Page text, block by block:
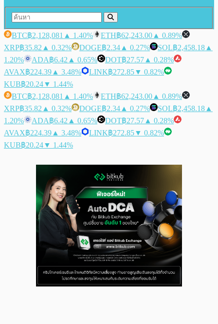
BTC฿2,128,081 ▲ 1.40% ETH฿62,243.00 ▲ 0.89%
XRP฿35.82 ▲ 0.32% DOGE฿2.34 ▲ 0.27% SOL฿2,458.18 ▲
1.20%
ADA฿6.42 ▲ 0.65% DOT฿27.57 ▲ 0.28%
AVAX฿224.39 ▲ 3.48% LINK฿272.85▼ 0.82%
KUB฿20.24▼ 1.44%
BTC฿2,128,081 ▲ 1.40% ETH฿62,243.00 ▲ 0.89%
XRP฿35.82 ▲ 0.32% DOGE฿2.34 ▲ 0.27% SOL฿2,458.18 ▲
1.20%
ADA฿6.42 ▲ 0.65% DOT฿27.57 ▲ 0.28%
AVAX฿224.39 ▲ 3.48% LINK฿272.85▼ 0.82%
KUB฿20.24▼ 1.44%